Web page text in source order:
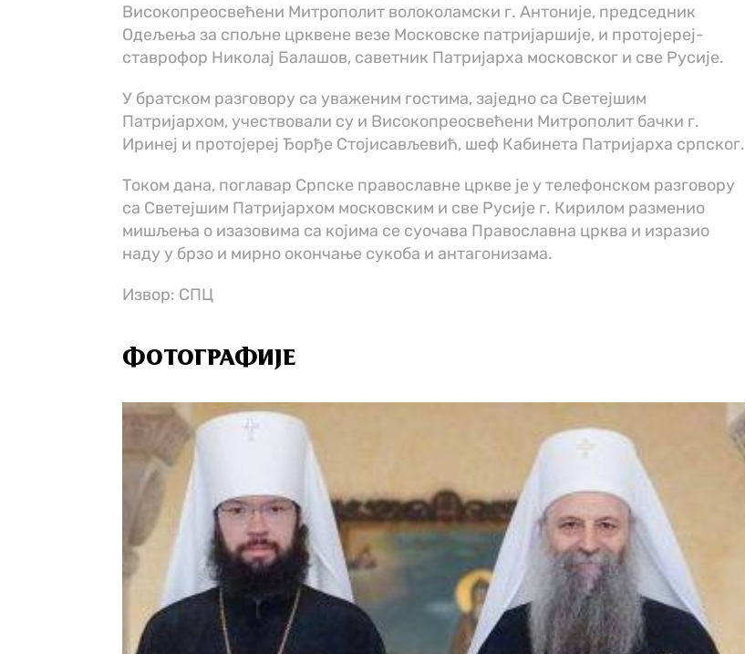
Високопреосвећени Митрополит волоколамски г. Антоније, председник
Одељења за спољне црквене везе Московске патријаршије, и протојереј-
ставрофор Николај Балашов, саветник Патријарха московског и све Русије.
У братском разговору са уваженим гостима, заједно са Светејшим
Патријархом, учествовали су и Високопреосвећени Митрополит бачки г.
Иринеј и протојереј Ђорђе Стојисављевић, шеф Кабинета Патријарха српског.
Током дана, поглавар Српске православне цркве је у телефонском разговору
са Светејшим Патријархом московским и све Русије г. Кирилом разменио
мишљења о изазовима са којима се суочава Православна црква и изразио
наду у брзо и мирно окончање сукоба и антагонизама.
Извор: СПЦ
ФОТОГРАФИЈЕ